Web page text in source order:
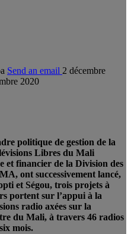
Send an email 2 décembre
2020
politique de gestion de la
Libres du Mali
et financier de la Division des
ont successivement lancé,
et Ségou, trois projets à
portent sur l’appui à la
radio axées sur la
du Mali, à travers 46 radios
mois.